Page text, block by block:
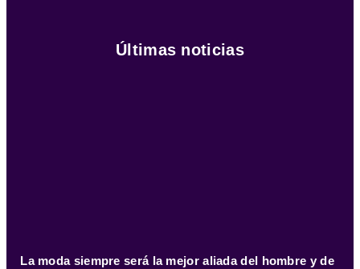
Últimas noticias
La moda siempre será la mejor aliada del hombre y de